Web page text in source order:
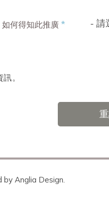
如何得知此推廣 * - 請
。
by Anglia Design